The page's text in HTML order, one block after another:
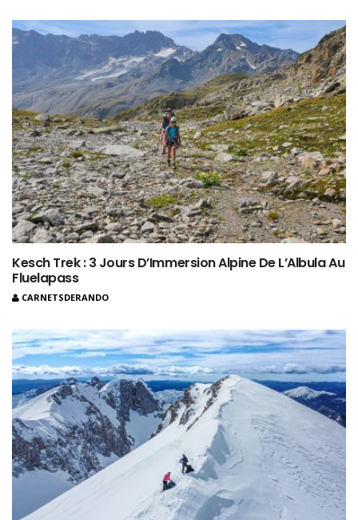
Kesch Trek : 3 Jours D’Immersion Alpine De L’Albula Au
Fluelapass
CARNETSDERANDO